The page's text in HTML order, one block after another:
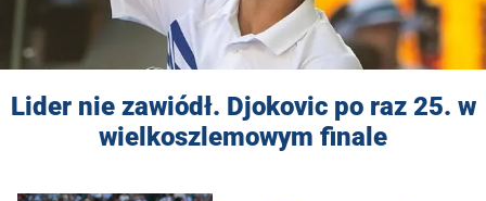
Lider nie zawiódł. Djokovic po raz 25. w
wielkoszlemowym finale